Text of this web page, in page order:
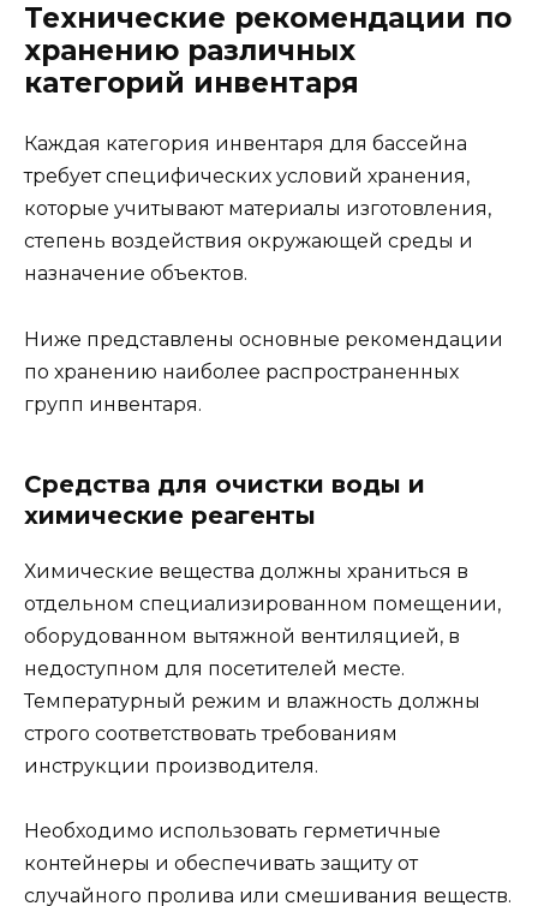
Технические рекомендации по
хранению различных
категорий инвентаря
Каждая категория инвентаря для бассейна
требует специфических условий хранения,
которые учитывают материалы изготовления,
степень воздействия окружающей среды и
назначение объектов.
Ниже представлены основные рекомендации
по хранению наиболее распространенных
групп инвентаря.
Средства для очистки воды и
химические реагенты
Химические вещества должны храниться в
отдельном специализированном помещении,
оборудованном вытяжной вентиляцией, в
недоступном для посетителей месте.
Температурный режим и влажность должны
строго соответствовать требованиям
инструкции производителя.
Необходимо использовать герметичные
контейнеры и обеспечивать защиту от
случайного пролива или смешивания веществ.